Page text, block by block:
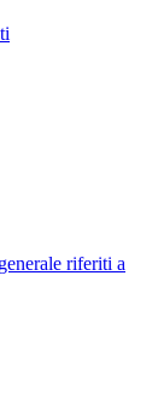
riferiti a